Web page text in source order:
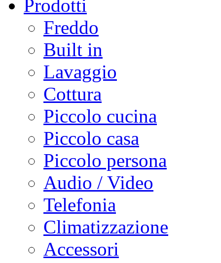
Prodotti
Freddo
Built in
Lavaggio
Cottura
Piccolo cucina
Piccolo casa
Piccolo persona
Audio / Video
Telefonia
Climatizzazione
Accessori